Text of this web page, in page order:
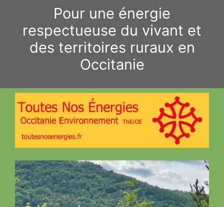
contenu
Pour une énergie
respectueuse du vivant et
des territoires ruraux en
Occitanie